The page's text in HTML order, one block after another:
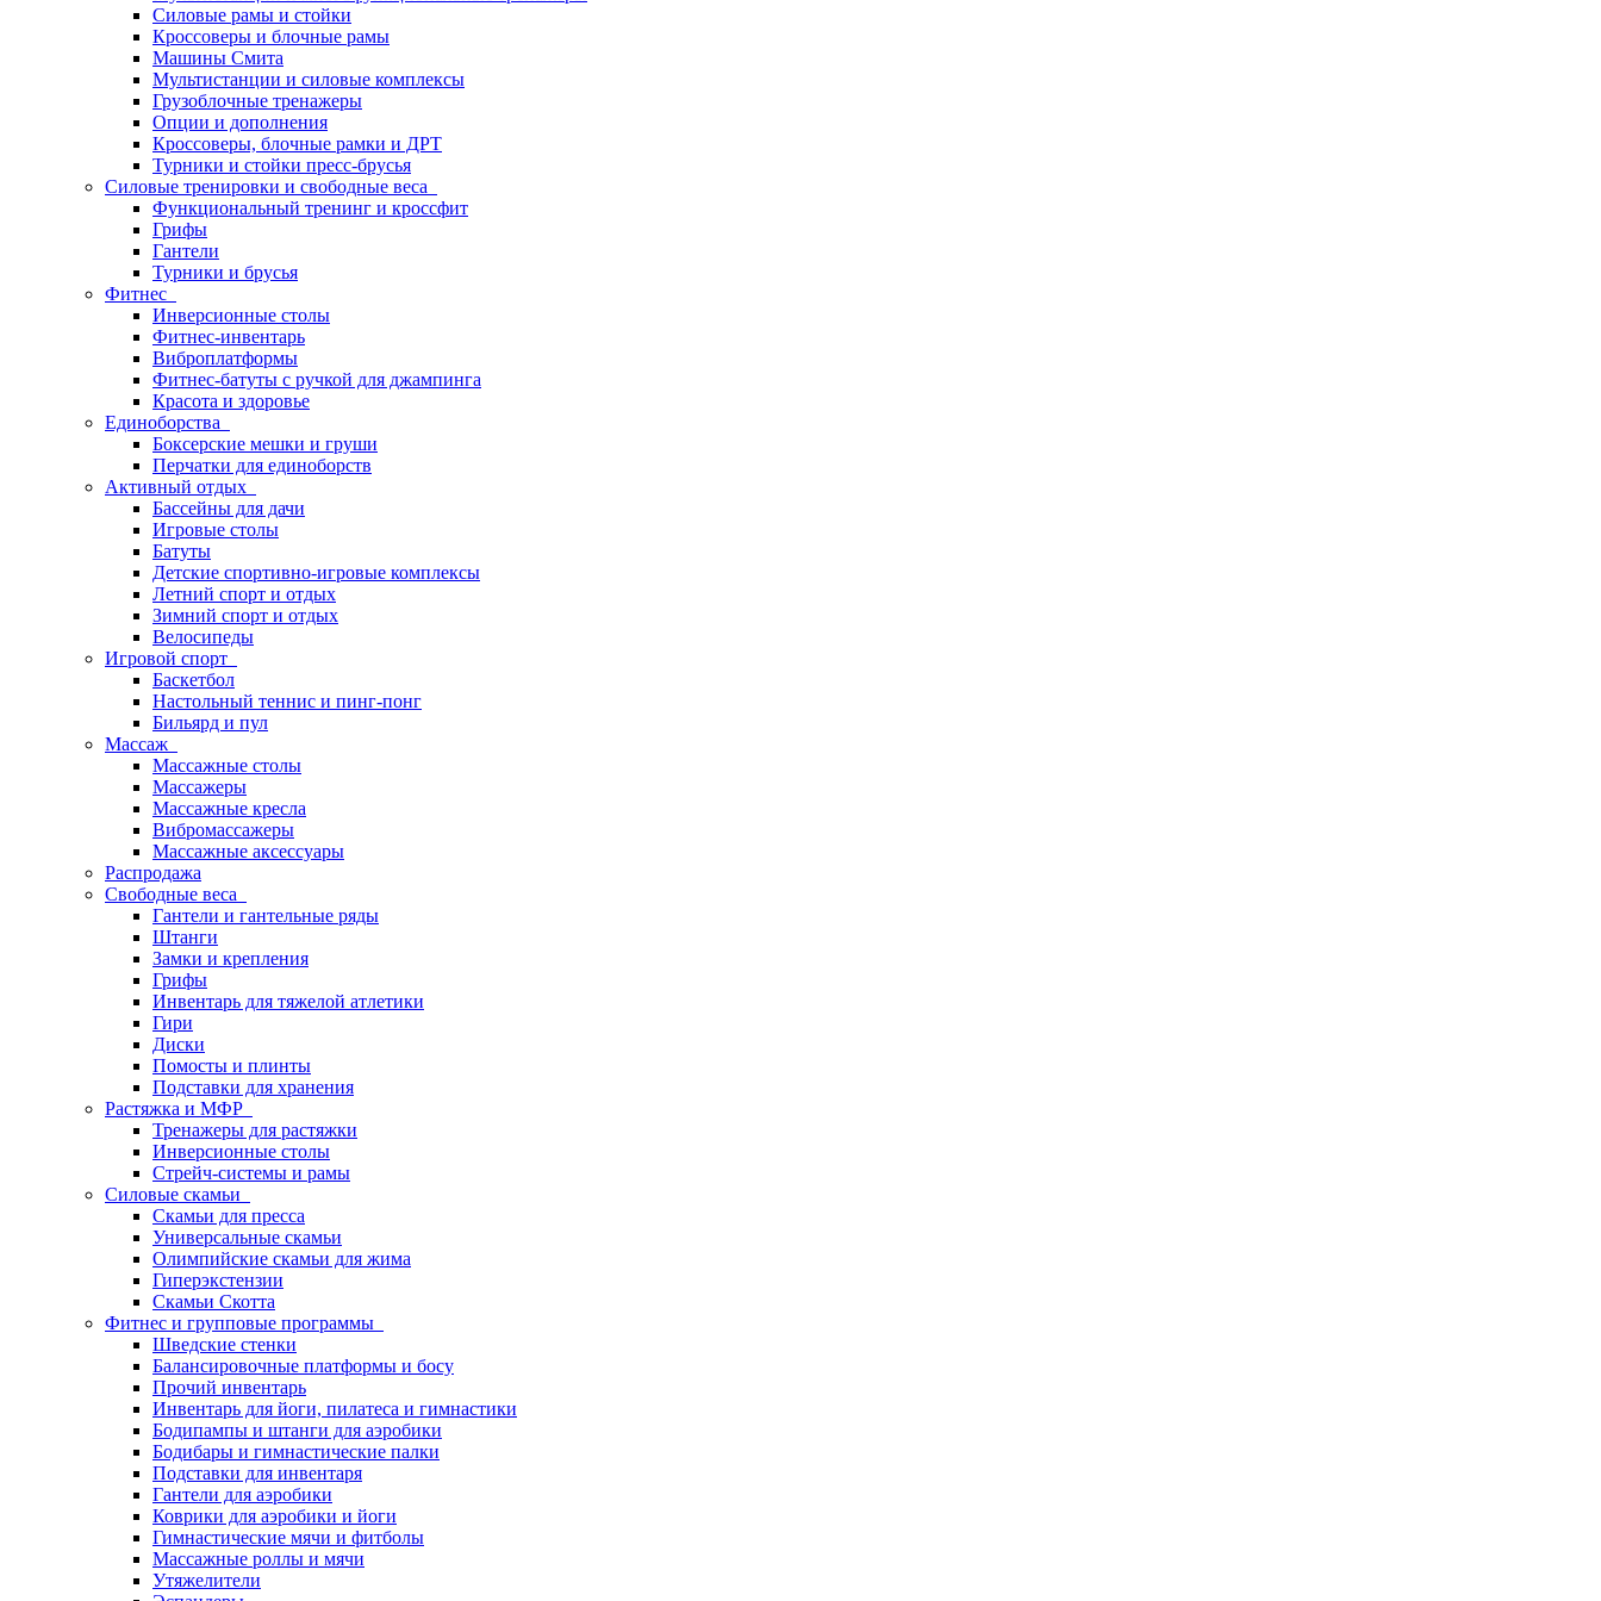
Силовые рамы и стойки
Кроссоверы и блочные рамы
Машины Смита
Мультистанции и силовые комплексы
Грузоблочные тренажеры
Опции и дополнения
Кроссоверы, блочные рамки и ДРТ
Турники и стойки пресс-брусья
Силовые тренировки и свободные веса
Функциональный тренинг и кроссфит
Грифы
Гантели
Турники и брусья
Фитнес
Инверсионные столы
Фитнес-инвентарь
Виброплатформы
Фитнес-батуты с ручкой для джампинга
Красота и здоровье
Единоборства
Боксерские мешки и груши
Перчатки для единоборств
Активный отдых
Бассейны для дачи
Игровые столы
Батуты
Детские спортивно-игровые комплексы
Летний спорт и отдых
Зимний спорт и отдых
Велосипеды
Игровой спорт
Баскетбол
Настольный теннис и пинг-понг
Бильярд и пул
Массаж
Массажные столы
Массажеры
Массажные кресла
Вибромассажеры
Массажные аксессуары
Распродажа
Свободные веса
Гантели и гантельные ряды
Штанги
Замки и крепления
Грифы
Инвентарь для тяжелой атлетики
Гири
Диски
Помосты и плинты
Подставки для хранения
Растяжка и МФР
Тренажеры для растяжки
Инверсионные столы
Стрейч-системы и рамы
Силовые скамьи
Скамьи для пресса
Универсальные скамьи
Олимпийские скамьи для жима
Гиперэкстензии
Скамьи Скотта
Фитнес и групповые программы
Шведские стенки
Балансировочные платформы и босу
Прочий инвентарь
Инвентарь для йоги, пилатеса и гимнастики
Бодипампы и штанги для аэробики
Бодибары и гимнастические палки
Подставки для инвентаря
Гантели для аэробики
Коврики для аэробики и йоги
Гимнастические мячи и фитболы
Массажные роллы и мячи
Утяжелители